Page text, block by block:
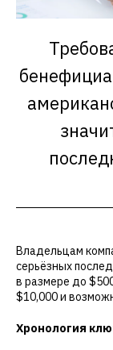
Владельцам
серьёзных
в размере до
$10,000 и
Хронология